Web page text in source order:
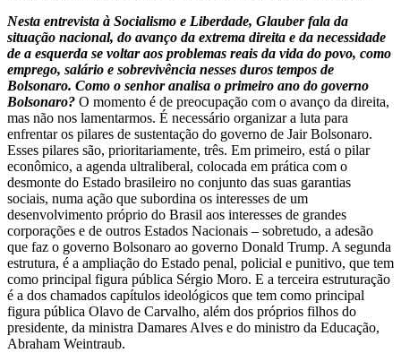
Nesta entrevista à Socialismo e Liberdade, Glauber fala da
situação nacional, do avanço da extrema direita e da necessidade
de a esquerda se voltar aos problemas reais da vida do povo, como
emprego, salário e sobrevivência nesses duros tempos de
Bolsonaro. Como o senhor analisa o primeiro ano do governo
Bolsonaro? O momento é de preocupação com o avanço da direita,
mas não nos lamentarmos. É necessário organizar a luta para
enfrentar os pilares de sustentação do governo de Jair Bolsonaro.
Esses pilares são, prioritariamente, três. Em primeiro, está o pilar
econômico, a agenda ultraliberal, colocada em prática com o
desmonte do Estado brasileiro no conjunto das suas garantias
sociais, numa ação que subordina os interesses de um
desenvolvimento próprio do Brasil aos interesses de grandes
corporações e de outros Estados Nacionais – sobretudo, a adesão
que faz o governo Bolsonaro ao governo Donald Trump. A segunda
estrutura, é a ampliação do Estado penal, policial e punitivo, que tem
como principal figura pública Sérgio Moro. E a terceira estruturação
é a dos chamados capítulos ideológicos que tem como principal
figura pública Olavo de Carvalho, além dos próprios filhos do
presidente, da ministra Damares Alves e do ministro da Educação,
Abraham Weintraub.